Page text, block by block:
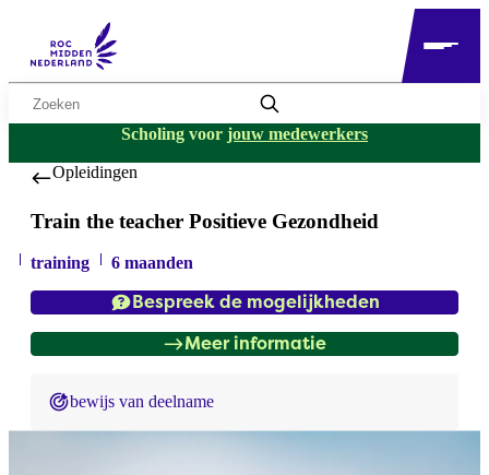
Zoekwoord
Scholing voor jouw medewerkers
Opleidingen
Train the teacher Positieve Gezondheid
training 6 maanden
Bespreek de mogelijkheden
Meer informatie
bewijs van deelname